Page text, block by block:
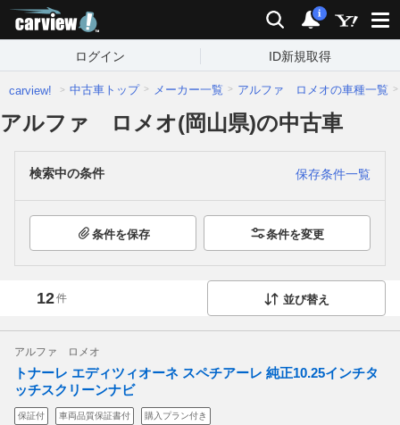
検索 通知
i
ログイン ID新規取得
carview! 中古車トップ メーカー一覧 アルファ ロメオの車種一覧
アルファ ロメオ(岡山県)の中古車
検索中の条件 保存条件一覧
条件を保存 条件を変更
12件 並び替え
アルファ ロメオ
トナーレ エディツィオーネ スペチアーレ 純正10.25インチタ
ッチスクリーンナビ
保証付 車両品質保証書付 購入プラン付き